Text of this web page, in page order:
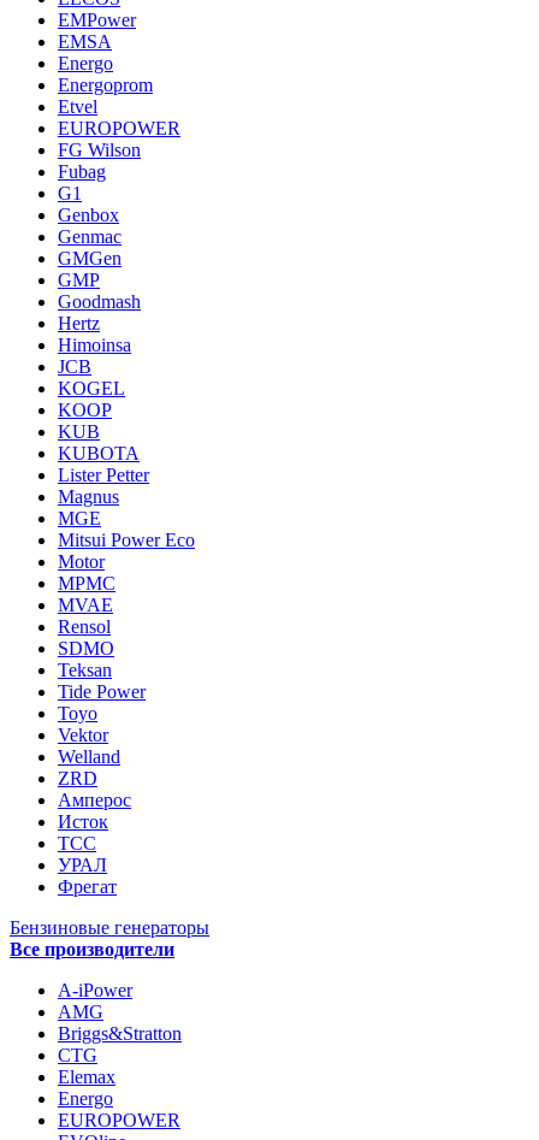
EMPower
EMSA
Energo
Energoprom
Etvel
EUROPOWER
FG Wilson
Fubag
G1
Genbox
Genmac
GMGen
GMP
Goodmash
Hertz
Himoinsa
JCB
KOGEL
KOOP
KUB
KUBOTA
Lister Petter
Magnus
MGE
Mitsui Power Eco
Motor
MPMC
MVAE
Rensol
SDMO
Teksan
Tide Power
Toyo
Vektor
Welland
ZRD
Амперос
Исток
ТСС
УРАЛ
Фрегат
Бензиновые генераторы
Все производители
A-iPower
AMG
Briggs&Stratton
CTG
Elemax
Energo
EUROPOWER